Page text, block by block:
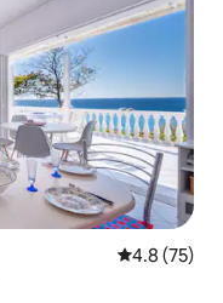
レビュー75
4.8 (75)